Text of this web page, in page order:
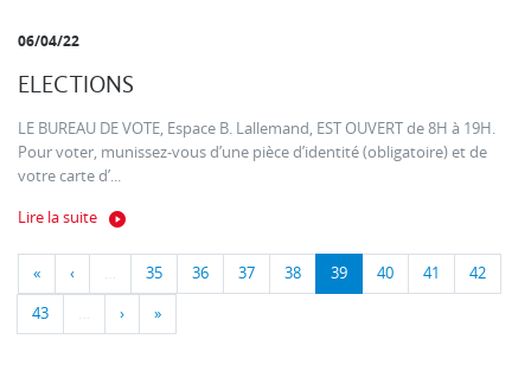
06/04/22
ELECTIONS
LE BUREAU DE VOTE, Espace B. Lallemand, EST OUVERT de 8H à 19H.
Pour voter, munissez-vous d’une pièce d’identité (obligatoire) et de
votre carte d’...
Lire la suite
« ‹ … 35 36 37 38 39 40 41 42
43 … › »